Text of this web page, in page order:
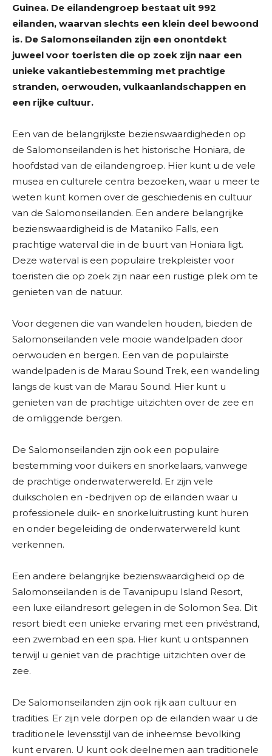
Guinea. De eilandengroep bestaat uit 992
eilanden, waarvan slechts een klein deel bewoond
is. De Salomonseilanden zijn een onontdekt
juweel voor toeristen die op zoek zijn naar een
unieke vakantiebestemming met prachtige
stranden, oerwouden, vulkaanlandschappen en
een rijke cultuur.
Een van de belangrijkste bezienswaardigheden op
de Salomonseilanden is het historische Honiara, de
hoofdstad van de eilandengroep. Hier kunt u de vele
musea en culturele centra bezoeken, waar u meer te
weten kunt komen over de geschiedenis en cultuur
van de Salomonseilanden. Een andere belangrijke
bezienswaardigheid is de Mataniko Falls, een
prachtige waterval die in de buurt van Honiara ligt.
Deze waterval is een populaire trekpleister voor
toeristen die op zoek zijn naar een rustige plek om te
genieten van de natuur.
Voor degenen die van wandelen houden, bieden de
Salomonseilanden vele mooie wandelpaden door
oerwouden en bergen. Een van de populairste
wandelpaden is de Marau Sound Trek, een wandeling
langs de kust van de Marau Sound. Hier kunt u
genieten van de prachtige uitzichten over de zee en
de omliggende bergen.
De Salomonseilanden zijn ook een populaire
bestemming voor duikers en snorkelaars, vanwege
de prachtige onderwaterwereld. Er zijn vele
duikscholen en -bedrijven op de eilanden waar u
professionele duik- en snorkeluitrusting kunt huren
en onder begeleiding de onderwaterwereld kunt
verkennen.
Een andere belangrijke bezienswaardigheid op de
Salomonseilanden is de Tavanipupu Island Resort,
een luxe eilandresort gelegen in de Solomon Sea. Dit
resort biedt een unieke ervaring met een privéstrand,
een zwembad en een spa. Hier kunt u ontspannen
terwijl u geniet van de prachtige uitzichten over de
zee.
De Salomonseilanden zijn ook rijk aan cultuur en
tradities. Er zijn vele dorpen op de eilanden waar u de
traditionele levensstijl van de inheemse bevolking
kunt ervaren. U kunt ook deelnemen aan traditionele